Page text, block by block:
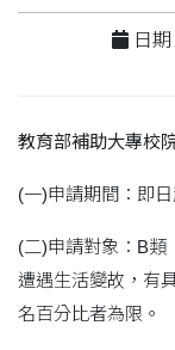
日
教育部補助大專校
(一)申請期間：即
(二)申請對象：B類
遭遇生活變故，有
名百分比者為限。